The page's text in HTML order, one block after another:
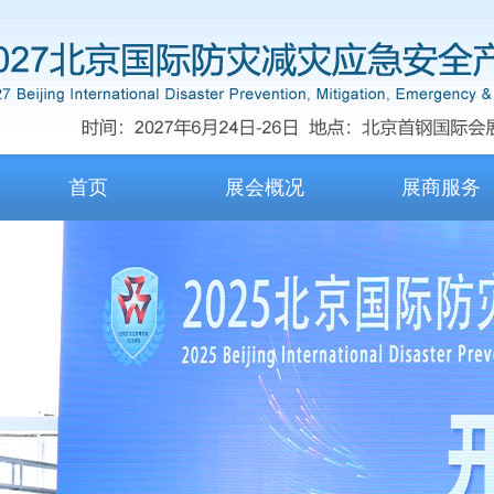
首页 展会概况 展商服务